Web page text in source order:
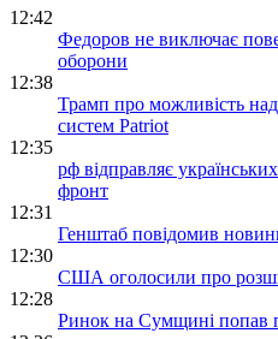
12:42
Федоров не виключає
оборони
12:38
Трамп про можливість
систем Patriot
12:35
рф відправляє
фронт
12:31
Генштаб повідомив
12:30
США оголосили про
12:28
Ринок на Сумщині попав